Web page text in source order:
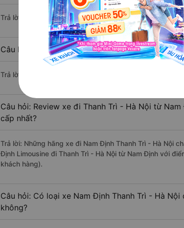
Trả lời: Chuyến xe có giờ xuất phát sớm nhất vào lúc
Câu hỏi: Nhà xe đi Thanh Trì - Hà Nội từ Nam
Trả lời: Chuyến xe có giờ xuất phát trễ (muộn) nhất là
Câu hỏi: Review xe đi Thanh Trì - Hà Nội từ
cấp nhất?
Trả lời: Những hãng xe đi Nam Định Thanh Trì - Hà Nội
Định Limousine đi Thanh Trì - Hà Nội từ Nam Định với
khách hàng).
Câu hỏi: Có loại xe Nam Định Thanh Trì - Hà
không?